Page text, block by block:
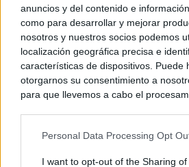
anuncios y del contenido e
como para desarrollar y mejorar
nosotros y nuestros socios podemos
localización geográfica precisa e
características de dispositivos. Puede
otorgarnos su consentimiento a
para que llevemos a cabo el
negar su consentimiento. Tenga en
Personal Data Processing Opt
I want to opt-out of the Sharing of